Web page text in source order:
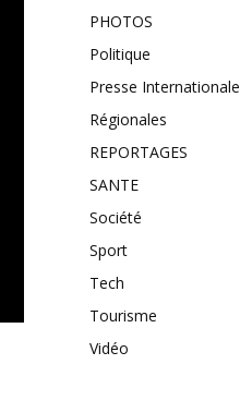
PHOTOS
Politique
Presse Internationale
Régionales
REPORTAGES
SANTE
Société
Sport
Tech
Tourisme
Vidéo